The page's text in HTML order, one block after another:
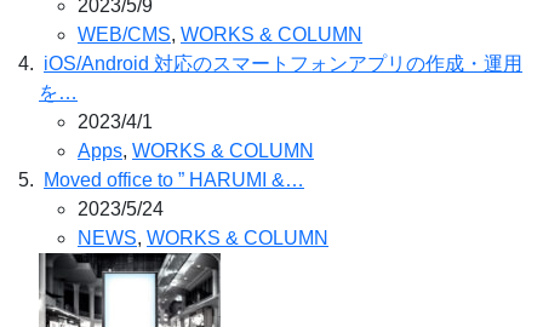
2023/5/9
WEB/CMS, WORKS & COLUMN
iOS/Android 対応のスマートフォンアプリの作成・運用
を…
2023/4/1
Apps, WORKS & COLUMN
Moved office to ” HARUMI &…
2023/5/24
NEWS, WORKS & COLUMN